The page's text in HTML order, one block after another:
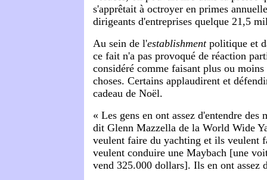
s'apprêtait à octroyer en primes
dirigeants d'entreprises quelque 21,5
Au sein de l'establishmentpolitique et
ce fait n'a pas provoqué de réaction
considéré comme faisant plus ou
choses. Certains applaudirent et
cadeau de Noël.
« Les gens en ont assez d'entendre des
dit Glenn Mazzella de la World Wide
veulent faire du yachting et ils veulent
veulent conduire une Maybach [une
vend 325.000 dollars]. Ils en ont assez